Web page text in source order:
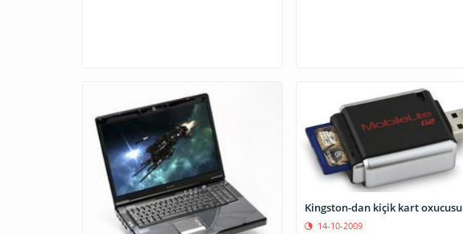
Kingston-dan kiçik kart oxucusu
14-10-2009